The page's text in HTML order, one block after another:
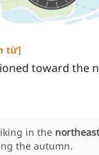
từ]
toward the
in the northeast
the autumn.